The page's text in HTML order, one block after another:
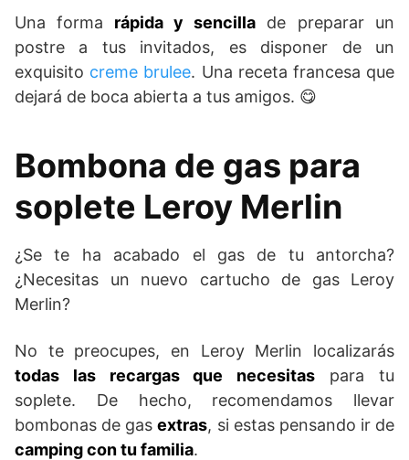
Una forma rápida y sencilla de preparar un
postre a tus invitados, es disponer de un
exquisito creme brulee. Una receta francesa que
dejará de boca abierta a tus amigos. 😋
Bombona de gas para
soplete Leroy Merlin
¿Se te ha acabado el gas de tu antorcha?
¿Necesitas un nuevo cartucho de gas Leroy
Merlin?
No te preocupes, en Leroy Merlin localizarás
todas las recargas que necesitas para tu
soplete. De hecho, recomendamos llevar
bombonas de gasextras, si estas pensando ir de
camping con tu familia.